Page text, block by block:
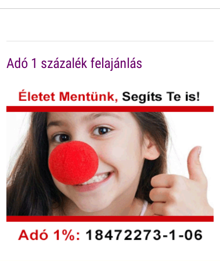
Adó 1 százalék felajánlás